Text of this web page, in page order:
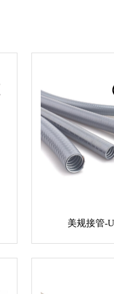
美规接管-